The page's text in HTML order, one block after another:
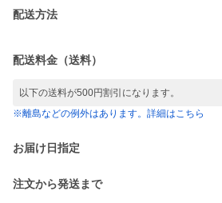
配送方法
配送料金（送料）
以下の送料が500円割引になります。
※離島などの例外はあります。詳細はこちら
お届け日指定
注文から発送まで